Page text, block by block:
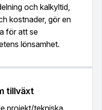
och kalkyltid,
kostnader, gör en
för att se
lönsamhet.
tillväxt
projekt/tekniska